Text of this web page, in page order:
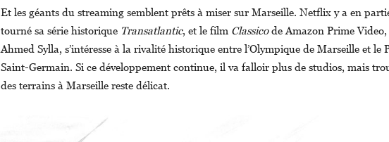
Et les géants du streaming semblent prêts à miser sur Marseille. Netflix y a en
tourné sa série historique Transatlantic, et le film Classicode Amazon Prime Video,
Ahmed Sylla, s’intéresse à la rivalité historique entre l’Olympique de Marseille et le
Saint-Germain. Si ce développement continue, il va falloir plus de studios, mais
des terrains à Marseille reste délicat.